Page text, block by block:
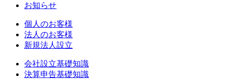
お知らせ
個人のお客様
法人のお客様
新規法人設立
会社設立基礎知識
決算申告基礎知識